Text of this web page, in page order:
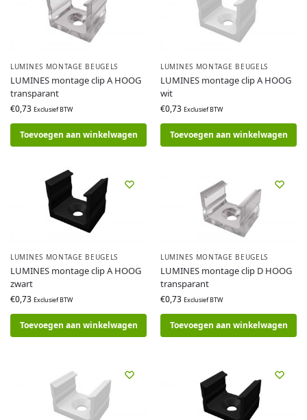
LUMINES MONTAGE BEUGELS
LUMINES montage clip A HOOG
transparant
€0,73 Exclusief BTW
Toevoegen aan winkelwagen
LUMINES MONTAGE BEUGELS
LUMINES montage clip A HOOG
wit
€0,73 Exclusief BTW
Toevoegen aan winkelwagen
LUMINES MONTAGE BEUGELS
LUMINES montage clip A HOOG
zwart
€0,73 Exclusief BTW
Toevoegen aan winkelwagen
LUMINES MONTAGE BEUGELS
LUMINES montage clip D HOOG
transparant
€0,73 Exclusief BTW
Toevoegen aan winkelwagen